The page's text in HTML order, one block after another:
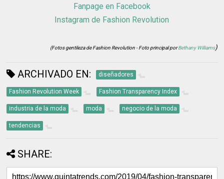
Fanpage en Facebook
Instagram de Fashion Revolution
(Fotos gentileza de Fashion Revolution - Foto principal porBethany Williams)
ARCHIVADO EN: diseñadores
Fashion Revolution Week Fashion Transparency Index
industria de la moda moda negocio de la moda
tendencias
SHARE: